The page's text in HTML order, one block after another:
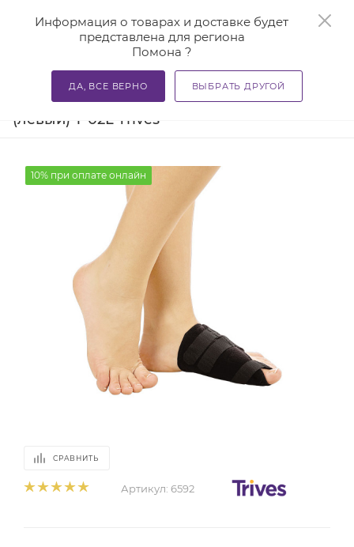
Информация о товарах и доставке будет
представлена для региона
Помона ?
ДА, ВСЕ ВЕРНО ВЫБРАТЬ ДРУГОЙ
Главная — Каталог — Бандажи и корсеты — Ортезы и
Фиксатор для большого пальца ноги
(левый) Т-02L Trives
10% при оплате онлайн
СРАВНИТЬ
Артикул: 6592